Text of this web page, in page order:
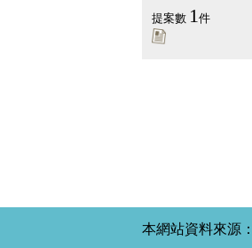
提案數 1件
本網站資料來源：